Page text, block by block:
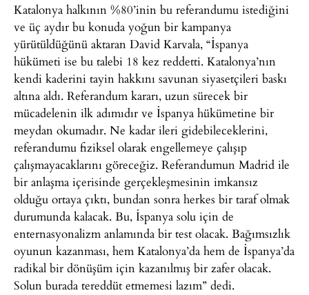
Katalonya halkının %80’inin bu referandumu istediğini
ve üç aydır bu konuda yoğun bir kampanya
yürütüldüğünü aktaran David Karvala, “İspanya
hükümeti ise bu talebi 18 kez reddetti. Katalonya’nın
kendi kaderini tayin hakkını savunan siyasetçileri baskı
altına aldı. Referandum kararı, uzun sürecek bir
mücadelenin ilk adımıdır ve İspanya hükümetine bir
meydan okumadır. Ne kadar ileri gidebileceklerini,
referandumu fiziksel olarak engellemeye çalışıp
çalışmayacaklarını göreceğiz. Referandumun Madrid ile
bir anlaşma içerisinde gerçekleşmesinin imkansız
olduğu ortaya çıktı, bundan sonra herkes bir taraf olmak
durumunda kalacak. Bu, İspanya solu için de
enternasyonalizm anlamında bir test olacak. Bağımsızlık
oyunun kazanması, hem Katalonya’da hem de İspanya’da
radikal bir dönüşüm için kazanılmış bir zafer olacak.
Solun burada tereddüt etmemesi lazım” dedi.